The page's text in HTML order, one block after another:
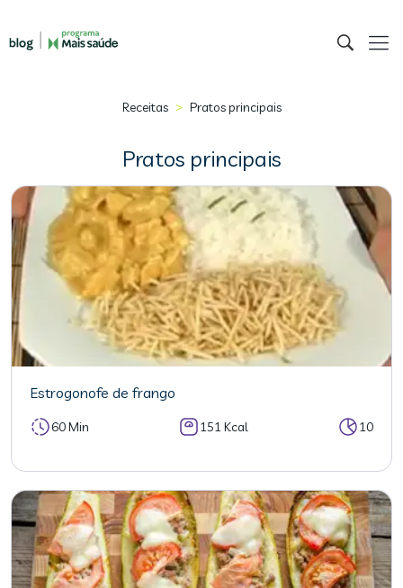
Receitas > Pratos principais
Pratos principais
Estrogonofe de frango
60 Min 151 Kcal 10